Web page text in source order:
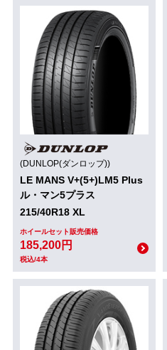
(DUNLOP(ダンロップ))
LE MANS V+(5+)LM5 Plus
ル・マン5プラス
215/40R18 XL
ホイールセット販売価格
185,200円
税込/4本